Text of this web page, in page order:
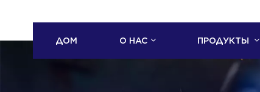
ДОМ О НАС ПРОДУКТЫ